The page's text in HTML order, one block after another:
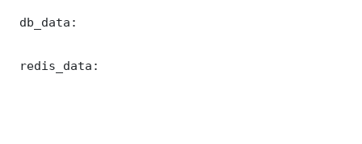
db_data:
redis_data: